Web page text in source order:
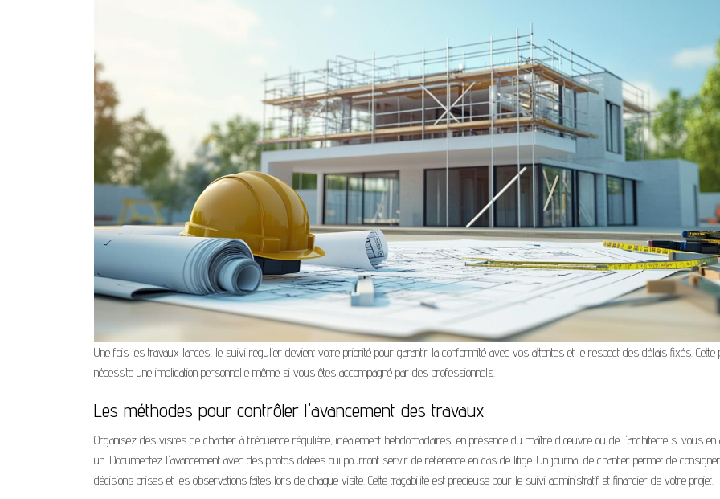
Une fois les travaux lancés, le suivi régulier devient votre priorité pour garantir la conformité avec vos attentes et le respect des délais fixés. Cette
nécessite une implication personnelle même si vous êtes accompagné par des professionnels.
Les méthodes pour contrôler l'avancement des travaux
Organisez des visites de chantier à fréquence régulière, idéalement hebdomadaires, en présence du maître d'œuvre ou de l'architecte si vous en
un. Documentez l'avancement avec des photos datées qui pourront servir de référence en cas de litige. Un journal de chantier permet de
décisions prises et les observations faites lors de chaque visite. Cette traçabilité est précieuse pour le suivi administratif et financier de votre projet.